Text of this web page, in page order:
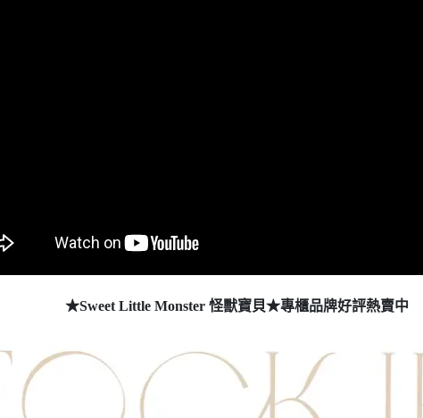
★Sweet Little Monster 怪獸寶貝★專櫃品牌好評熱賣中